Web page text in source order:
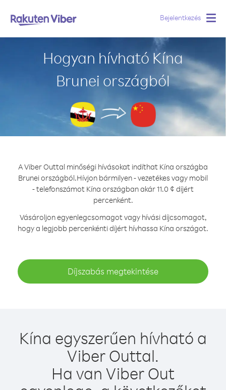
Bejelentkezés
Hogyan hívható Kína
Brunei országból
A Viber Outtal minőségi hívásokat indíthat Kína országba
Brunei országból.Hívjon bármilyen - vezetékes vagy mobil
- telefonszámot Kína országban akár 11.0 ¢ díjért
percenként.
Vásároljon egyenlegcsomagot vagy hívási díjcsomagot,
hogy a legjobb percenkénti díjért hívhassa Kína országot.
Díjszabás megtekintése
Kína egyszerűen hívható a
Viber Outtal.
Ha van Viber Out